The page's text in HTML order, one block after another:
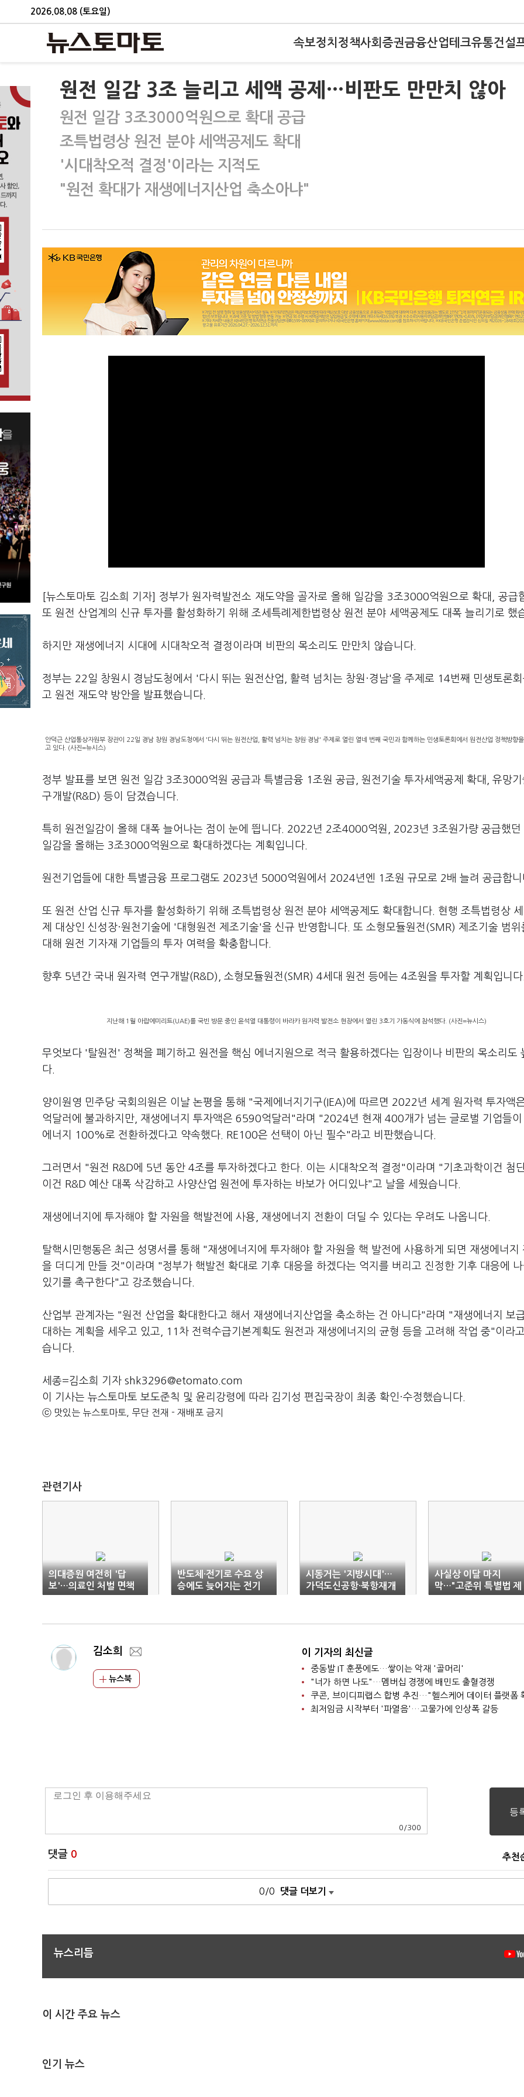
2026.08.08 (토요일)
속보정치 정책사회 증권금융산업테크유통건설
원전 일감 3조 늘리고 세액 공제…비판도 만만치 않아
원전 일감 3조3000억원으로 확대 공급
조특법령상 원전 분야 세액공제도 확대
'시대착오적 결정'이라는 지적도
"원전 확대가 재생에너지산업 축소아냐"
[뉴스토마토 김소희 기자] 정부가 원자력발전소 재도약을 골자로 올해 일감을 3조3000억원으로 확대, 공급
또 원전 산업계의 신규 투자를 활성화하기 위해 조세특례제한법령상 원전 분야 세액공제도 대폭 늘리기로 했
하지만 재생에너지 시대에 시대착오적 결정이라며 비판의 목소리도 만만치 않습니다.
정부는 22일 창원시 경남도청에서 '다시 뛰는 원전산업, 활력 넘치는 창원·경남'을 주제로 14번째 민생토론
고 원전 재도약 방안을 발표했습니다.
안덕근 산업통상자원부 장관이 22일 경남 창원 경남도청에서 '다시 뛰는 원전산업, 활력 넘치는 창원·경남' 주제로 열린 열네 번째 국민과 함께하는 민생토론회에서 원전산업 정책방향
고 있다. (사진=뉴시스)
정부 발표를 보면 원전 일감 3조3000억원 공급과 특별금융 1조원 공급, 원전기술 투자세액공제 확대, 유망
구개발(R&D) 등이 담겼습니다.
특히 원전일감이 올해 대폭 늘어나는 점이 눈에 띕니다. 2022년 2조4000억원, 2023년 3조원가량 공급했던
일감을 올해는 3조3000억원으로 확대하겠다는 계획입니다.
원전기업들에 대한 특별금융 프로그램도 2023년 5000억원에서 2024년엔 1조원 규모로 2배 늘려 공급합
또 원전 산업 신규 투자를 활성화하기 위해 조특법령상 원전 분야 세액공제도 확대합니다. 현행 조특법령상
제 대상인 신성장·원천기술에 '대형원전 제조기술'을 신규 반영합니다. 또 소형모듈원전(SMR) 제조기술 범위
대해 원전 기자재 기업들의 투자 여력을 확충합니다.
향후 5년간 국내 원자력 연구개발(R&D), 소형모듈원전(SMR) 4세대 원전 등에는 4조원을 투자할 계획입니
지난해 1월 아랍에미리트(UAE)를 국빈 방문 중인 윤석열 대통령이 바라카 원자력 발전소 현장에서 열린 3호기 가동식에 참석했다. (사진=뉴시스)
무엇보다 '탈원전' 정책을 폐기하고 원전을 핵심 에너지원으로 적극 활용하겠다는 입장이나 비판의 목소리도
다.
양이원영 민주당 국회의원은 이날 논평을 통해 "국제에너지기구(IEA)에 따르면 2022년 세계 원자력 투자액
억달러에 불과하지만, 재생에너지 투자액은 6590억달러"라며 "2024년 현재 400개가 넘는 글로벌 기업들이
에너지 100%로 전환하겠다고 약속했다. RE100은 선택이 아닌 필수"라고 비판했습니다.
그러면서 "원전 R&D에 5년 동안 4조를 투자하겠다고 한다. 이는 시대착오적 결정"이라며 "기초과학이건 첨
이건 R&D 예산 대폭 삭감하고 사양산업 원전에 투자하는 바보가 어디있냐"고 날을 세웠습니다.
재생에너지에 투자해야 할 자원을 핵발전에 사용, 재생에너지 전환이 더딜 수 있다는 우려도 나옵니다.
탈핵시민행동은 최근 성명서를 통해 "재생에너지에 투자해야 할 자원을 핵 발전에 사용하게 되면 재생에너지
을 더디게 만들 것"이라며 "정부가 핵발전 확대로 기후 대응을 하겠다는 억지를 버리고 진정한 기후 대응에
있기를 촉구한다"고 강조했습니다.
산업부 관계자는 "원전 산업을 확대한다고 해서 재생에너지산업을 축소하는 건 아니다"라며 "재생에너지 보
대하는 계획을 세우고 있고, 11차 전력수급기본계획도 원전과 재생에너지의 균형 등을 고려해 작업 중"이라
습니다.
세종=김소희 기자 shk3296@etomato.com
이 기사는 뉴스토마토 보도준칙 및 윤리강령에 따라 김기성 편집국장이 최종 확인·수정했습니다.
ⓒ 맛있는 뉴스토마토, 무단 전재 - 재배포 금지
관련기사
의대증원 여전히 '답
보'…의료인 처벌 면책
'특혜 논란'
반도체·전기로 수요 상
승에도 늦어지는 전기
본…‘해상원전’ 주목
시동거는 '지방시대'…
가덕도신공항·북항재개
발·어린이병원
사실상 이달 마지
막…"고준위 특별법 제
정 시급"
김소희
뉴스북
이 기자의 최신글
중동발 IT 훈풍에도…쌓이는 악재 '골머리'
"너가 하면 나도"…멤버십 경쟁에 배민도 출혈경쟁
쿠콘, 브이디피랩스 합병 추진…"헬스케어 데이터 플랫폼
최저임금 시작부터 '파열음'…고물가에 인상폭 갈등
0 /300
댓글 0 추천
0/0 댓글 더보기
뉴스리듬
이 시간 주요 뉴스
인기 뉴스